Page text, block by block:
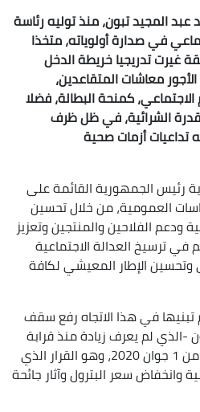
المجيد تبون، منذ توليه رئاسة
الاجتماعي في صدارة أولوياته، متخذا
غيرت تدريجيا خريطة الدخل
معاشات المتقاعدين،
كمنحة البطالة، فضلا
الشرائية، في ظل ظرف
أزمات صحية
رئيس الجمهورية القائمة على
العمومية، من خلال تحسين
ودعم الفلاحين والمنتجين وتعزيز
ترسيخ العدالة الاجتماعية
الإطار المعيشي لكافة
في هذا الاتجاه رفع سقف
الذي لم يعرف زيادة منذ قرابة
عقد - إلى 20.000 دج ابتداء من 1 جوان 2020، وهو القرار الذي
وانخفاض سعر البترول وآثار جائحة